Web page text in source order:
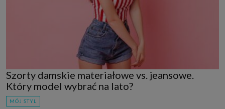
Szorty damskie materiałowe vs. jeansowe.
Który model wybrać na lato?
MÓJ STYL